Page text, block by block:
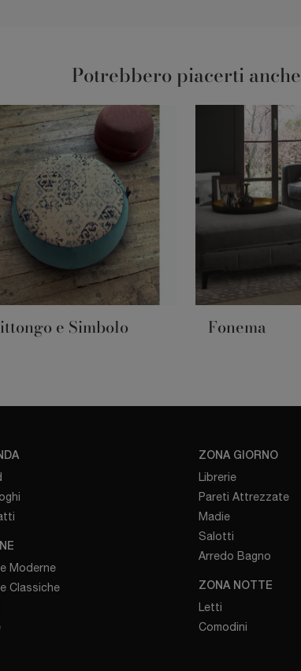
Potrebbero piacerti anche
e Simbolo Fonema
Moderne
Classiche
ZONA GIORNO
Librerie
Pareti Attrezzate
Madie
Salotti
Arredo Bagno
ZONA NOTTE
Letti
Comodini